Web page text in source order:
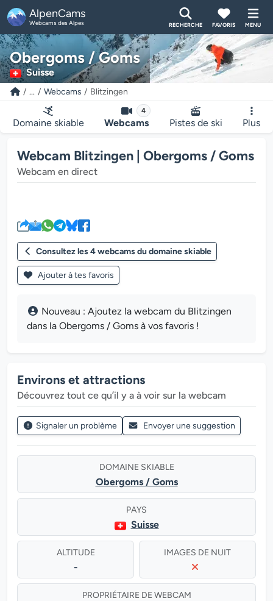
AlpenCams
Webcams des Alpes RECHERCHE FAVORIS MENU
Obergoms / Goms
Suisse
... Webcams Blitzingen
Domaine skiable
4
Webcams Pistes de ski Plus
Webcam Blitzingen | Obergoms / Goms
Webcam en direct
Consultez les 4 webcams du domaine skiable
Ajouter à tes favoris
Nouveau : Ajoutez la webcam du Blitzingen
dans la Obergoms / Goms à vos favoris !
Environs et attractions
Découvrez tout ce qu’il y a à voir sur la webcam
Signaler un problème Envoyer une suggestion
DOMAINE SKIABLE
Obergoms / Goms
PAYS
Suisse
ALTITUDE
-
IMAGES DE NUIT
PROPRIÉTAIRE DE WEBCAM